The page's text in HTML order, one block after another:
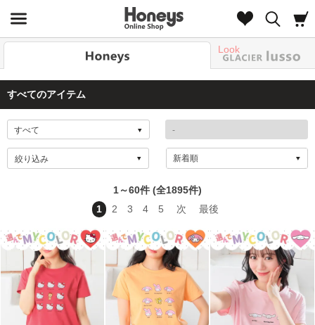
Look
すべてのアイテム
絞り込み
1～60件 (全1895件)
1
2 3 4 5 次 最後